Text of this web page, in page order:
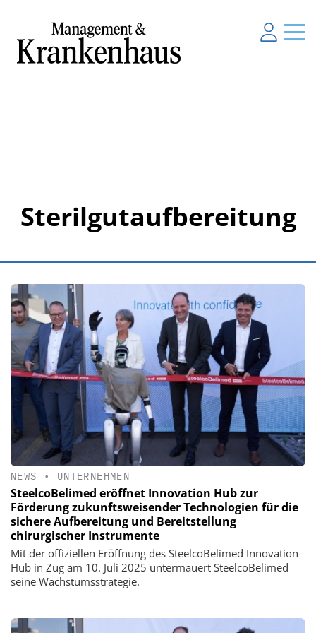
Sterilgutaufbereitung
NEWS • UNTERNEHMEN
SteelcoBelimed eröffnet Innovation Hub zur
Förderung zukunftsweisender Technologien für die
sichere Aufbereitung und Bereitstellung
chirurgischer Instrumente
Mit der offiziellen Eröffnung des SteelcoBelimed Innovation
Hub in Zug am 10. Juli 2025 untermauert SteelcoBelimed
seine Wachstumsstrategie.